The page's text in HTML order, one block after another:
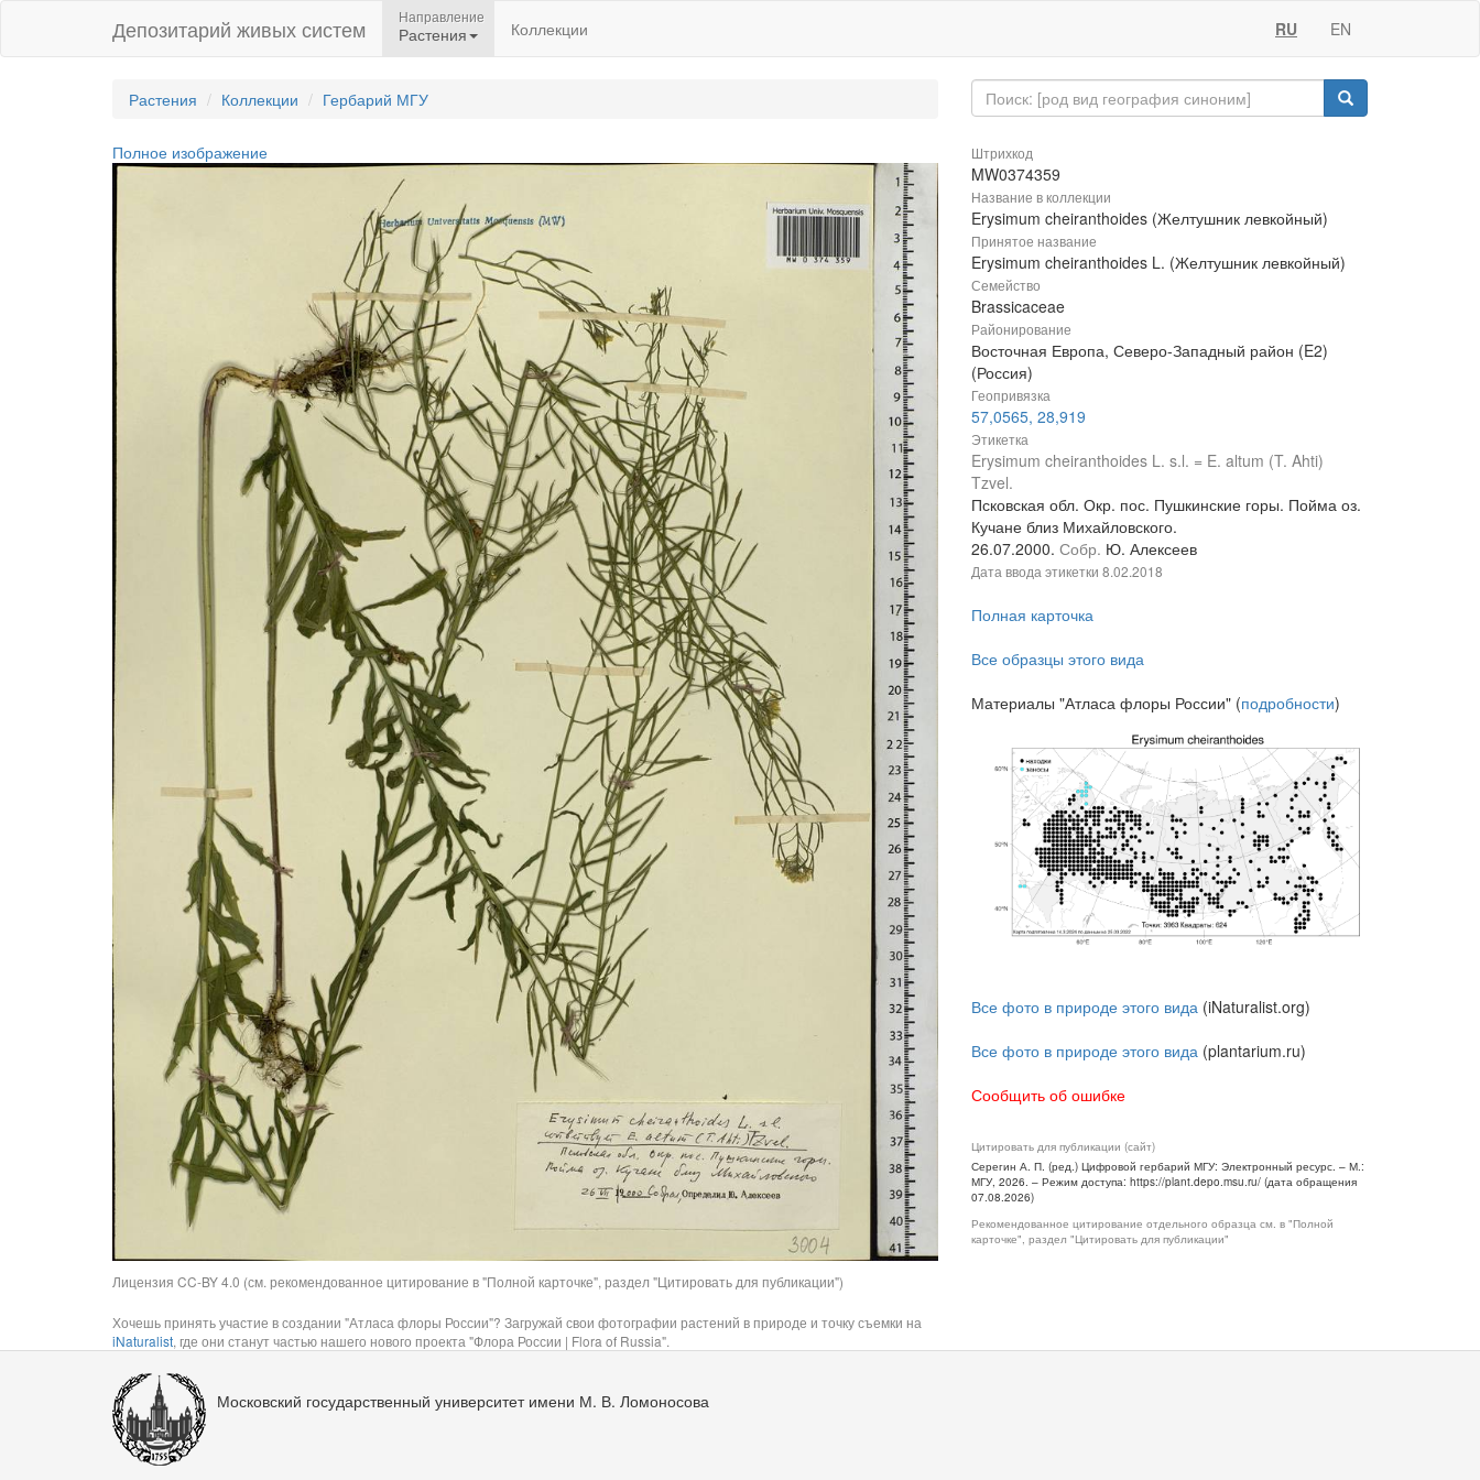
Депозитарий живых систем Направление
Растения Коллекции RU EN
Растения Коллекции Гербарий МГУ
Полное изображение
Лицензия CC-BY 4.0 (см. рекомендованное цитирование в "Полной карточке", раздел "Цитировать для публикации")
Хочешь принять участие в создании "Атласа флоры России"? Загружай свои фотографии растений в природе и точку съемки на
iNaturalist, где они станут частью нашего нового проекта "Флора России | Flora of Russia".
Штрихкод
MW0374359
Название в коллекции
Erysimum cheiranthoides (Желтушник левкойный)
Принятое название
Erysimum cheiranthoides L. (Желтушник левкойный)
Семейство
Brassicaceae
Районирование
Восточная Европа, Северо-Западный район (E2)
(Россия)
Геопривязка
57,0565, 28,919
Этикетка
Erysimum cheiranthoides L. s.l. = E. altum (T. Ahti)
Tzvel.
Псковская обл. Окр. пос. Пушкинские горы. Пойма оз.
Кучане близ Михайловского.
26.07.2000. Собр. Ю. Алексеев
Дата ввода этикетки 8.02.2018
Полная карточка
Все образцы этого вида
Материалы "Атласа флоры России" (подробности)
Все фото в природе этого вида (iNaturalist.org)
Все фото в природе этого вида (plantarium.ru)
Сообщить об ошибке
Цитировать для публикации (сайт)
Серегин А. П. (ред.) Цифровой гербарий МГУ: Электронный ресурс. – М.:
МГУ, 2026. – Режим доступа: https://plant.depo.msu.ru/ (дата обращения
07.08.2026)
Рекомендованное цитирование отдельного образца см. в "Полной
карточке", раздел "Цитировать для публикации"
Московский государственный университет имени М. В. Ломоносова